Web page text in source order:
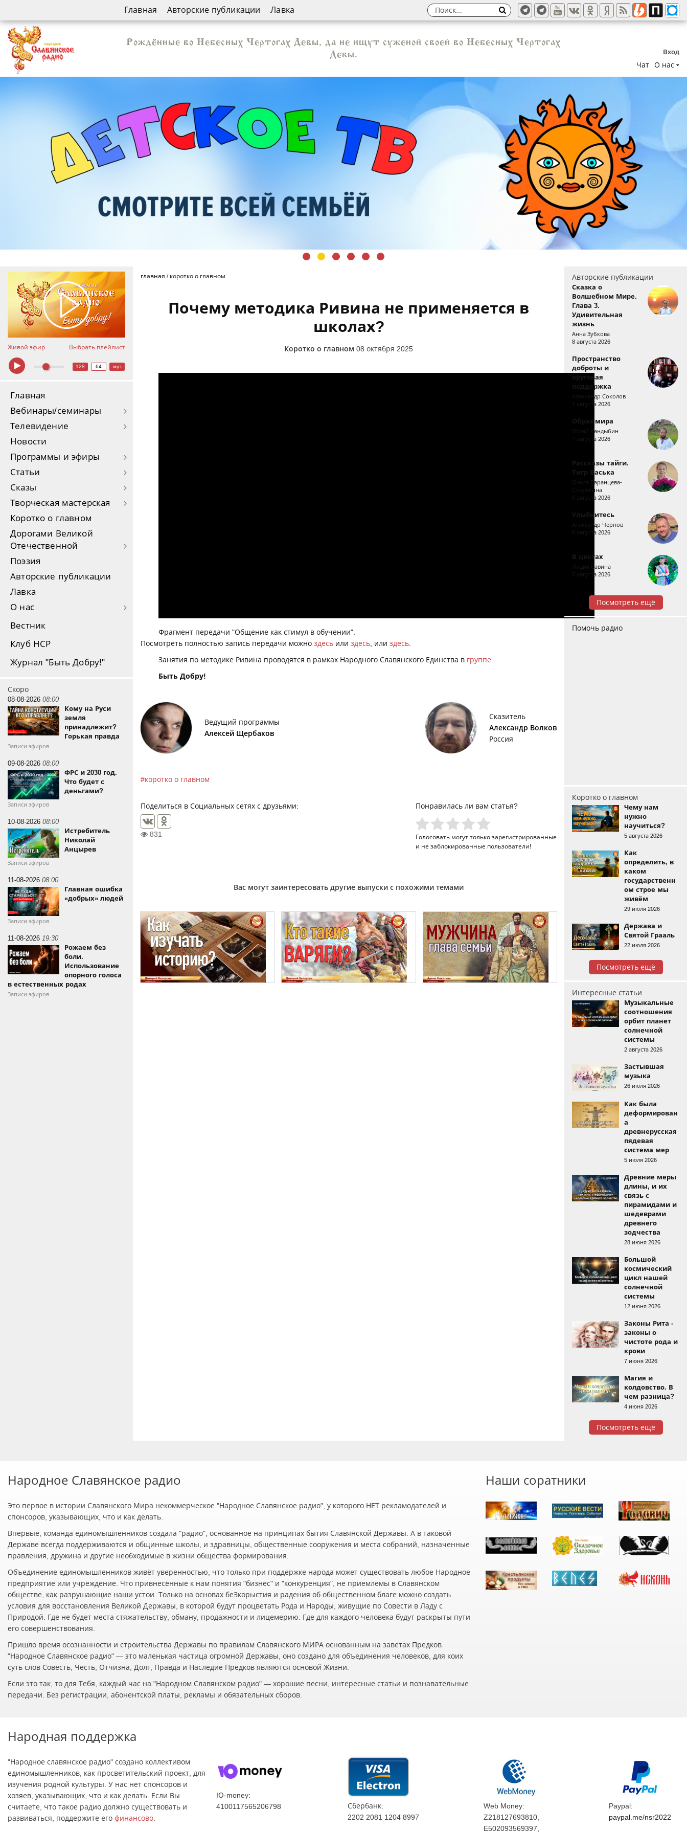
Главная Авторские публикации Лавка
Вход
Чат О нас
Рождённые во Небесных Чертогах Девы, да не ищут суженой своей во Небесных Чертогах
Девы.
Живой эфир Выбрать плейлист
128 64 муз
Главная
Вебинары/семинары
Телевидение
Новости
Программы и эфиры
Статьи
Сказы
Творческая мастерская
Коротко о главном
Дорогами Великой
Отечественной
Поэзия
Авторские публикации
Лавка
О нас
Вестник
Клуб НСР
Журнал "Быть Добру!"
Скоро
08-08-2026 08:00
Кому на Руси
земля
принадлежит?
Горькая правда
Записи эфиров
09-08-2026 08:00
ФРС и 2030 год.
Что будет с
деньгами?
Записи эфиров
10-08-2026 08:00
Истребитель
Николай
Анцырев
Записи эфиров
11-08-2026 08:00
Главная ошибка
«добрых» людей
Записи эфиров
11-08-2026 19:30
Рожаем без
боли.
Использование
опорного голоса
в естественных родах
Записи эфиров
главная / коротко о главном
Почему методика Ривина не применяется в
школах?
Коротко о главном 08 октября 2025
Фрагмент передачи "Общение как стимул в обучении".
Посмотреть полностью запись передачи можно здесь или здесь , или здесь
Занятия по методике Ривина проводятся в рамках Народного Славянского Единства в группе
Быть Добру!
Ведущий программы
Алексей Щербаков
Сказитель
Александр Волков
Россия
коротко о главном
Поделиться в Социальных сетях с друзьями:
831
Понравилась ли вам статья?
Голосовать могут только зарегистрированные
и не заблокированные пользователи!
Вас могут заинтересовать другие выпуски с похожими темами
Авторские публикации
Сказка о
Волшебном Мире.
Глава 3.
Удивительная
жизнь
Анна Зубкова
8 августа 2026
Пространство
доброты и
круговая
поддержка
Александр Соколов
7 августа 2026
Образ мира
Юрий Кандыбин
7 августа 2026
Рассказы тайги.
Тигр Васька
Ольга Баранцева-
Стружкина
6 августа 2026
Улыбнитесь
Александр Чернов
6 августа 2026
В цветах
Лидия Савина
5 августа 2026
Посмотреть ещё
Помочь радио
Коротко о главном
Чему нам
нужно
научиться?
5 августа 2026
Как
определить, в
каком
государственн
ом строе мы
живём
29 июля 2026
Держава и
Святой Грааль
22 июля 2026
Посмотреть ещё
Интересные статьи
Музыкальные
соотношения
орбит планет
солнечной
системы
2 августа 2026
Застывшая
музыка
26 июля 2026
Как была
деформирован
а
древнерусская
пядевая
система мер
5 июля 2026
Древние меры
длины, и их
связь с
пирамидами и
шедеврами
древнего
зодчества
28 июня 2026
Большой
космический
цикл нашей
солнечной
системы
12 июня 2026
Законы Рита -
законы о
чистоте рода и
крови
7 июня 2026
Магия и
колдовство. В
чем разница?
4 июня 2026
Посмотреть ещё
Народное Славянское радио
Это первое в истории Славянского Мира некоммерческое "Народное Славянское радио", у которого НЕТ рекламодателей и
спонсоров, указывающих, что и как делать.
Впервые, команда единомышленников создала "радио", основанное на принципах бытия Славянской Державы. А в таковой
Державе всегда поддерживаются и общинные школы, и здравницы, общественные сооружения и места собраний, назначенные
правления, дружина и другие необходимые в жизни общества формирования.
Объединение единомышленников живёт уверенностью, что только при поддержке народа может существовать любое Народное
предприятие или учреждение. Что привнесённые к нам понятия "бизнес" и "конкуренция", не приемлемы в Славянском
обществе, как разрушающие наши устои. Только на основах беЗкорыстия и радения об общественном благе можно создать
условия для восстановления Великой Державы, в которой будут процветать Рода и Народы, живущие по Совести в Ладу с
Природой. Где не будет места стяжательству, обману, продажности и лицемерию. Где для каждого человека будут раскрыты пути
его совершенствования.
Пришло время осознанности и строительства Державы по правилам Славянского МИРА основанным на заветах Предков.
"Народное Славянское радио" — это маленькая частица огромной Державы, оно создано для объединения человеков, для коих
суть слов Совесть, Честь, Отчизна, Долг, Правда и Наследие Предков являются основой Жизни.
Если это так, то для Тебя, каждый час на "Народном Славянском радио" — хорошие песни, интересные статьи и познавательные
передачи. Без регистрации, абонентской платы, рекламы и обязательных сборов.
Наши соратники
Народная поддержка
"Народное славянское радио" создано коллективом
единомышленников, как просветительский проект, для
изучения родной культуры. У нас нет спонсоров и
хозяев, указывающих, что и как делать. Если Вы
считаете, что такое радио должно существовать и
развиваться, поддержите его финансово
Ю-money:
4100117565206798
Сбербанк:
2202 2081 1204 8997
Web Money:
Z218127693810,
E502093569397,
Paypal:
paypal.me/nsr2022